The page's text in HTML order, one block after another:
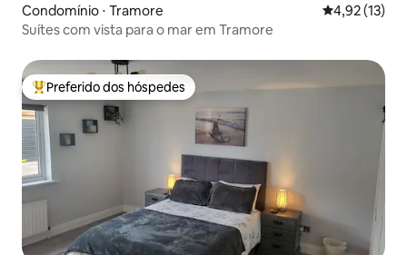
Condomínio ⋅ Tramore 4,92 de uma
4,92 (13)
Suítes com vista para o mar em Tramore
Entre os melhores preferidos dos hóspedes
Preferido dos hóspedes